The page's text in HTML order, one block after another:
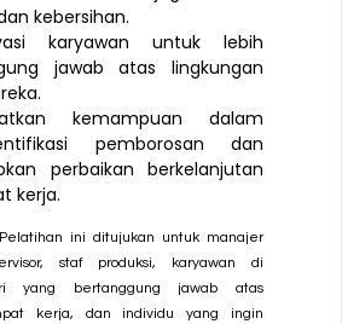
kebersihan.
karyawan untuk lebih
jawab atas lingkungan
kemampuan dalam
pemborosan dan
perbaikan berkelanjutan
kerja.
Pelatihan ini ditujukan untuk manajer
staf produksi, karyawan di
yang bertanggung jawab atas
kerja, dan individu yang ingin